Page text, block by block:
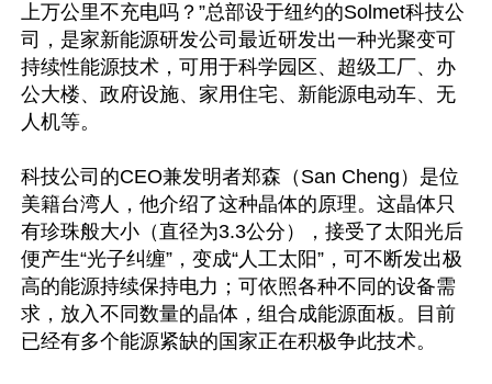
上万公里不充电吗？”总部设于纽约的Solmet科技公
司，是家新能源研发公司最近研发出一种光聚变可
持续性能源技术，可用于科学园区、超级工厂、办
公大楼、政府设施、家用住宅、新能源电动车、无
人机等。
科技公司的CEO兼发明者郑森（San Cheng）是位
美籍台湾人，他介绍了这种晶体的原理。这晶体只
有珍珠般大小（直径为3.3公分），接受了太阳光后
便产生“光子纠缠”，变成“人工太阳”，可不断发出极
高的能源持续保持电力；可依照各种不同的设备需
求，放入不同数量的晶体，组合成能源面板。目前
已经有多个能源紧缺的国家正在积极争此技术。